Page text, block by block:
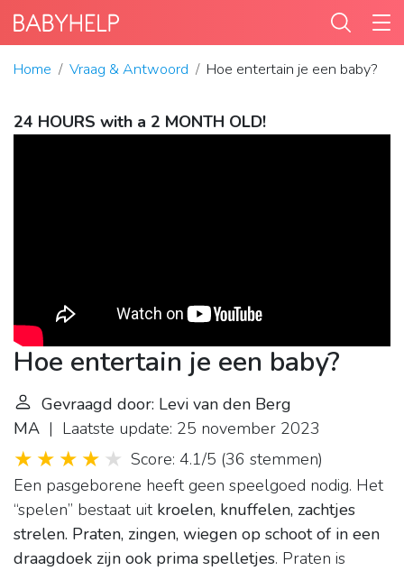
Home Vraag & Antwoord Hoe entertain je een baby?
24 HOURS with a 2 MONTH OLD!
Hoe entertain je een baby?
Gevraagd door: Levi van den Berg
MA | Laatste update: 25 november 2023
Score: 4.1/5 (36 stemmen)
Een pasgeborene heeft geen speelgoed nodig. Het
“spelen” bestaat uit kroelen, knuffelen, zachtjes
strelen. Praten, zingen, wiegen op schoot of in een
draagdoek zijn ook prima spelletjes. Praten is